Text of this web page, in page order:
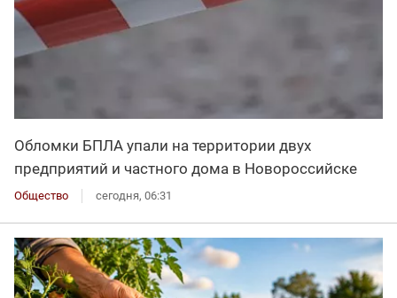
Обломки БПЛА упали на территории двух
предприятий и частного дома в Новороссийске
Общество сегодня, 06:31